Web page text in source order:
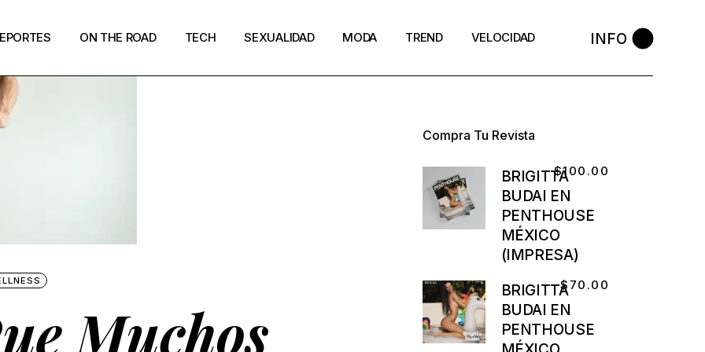
ON THE ROAD TECH SEXUALIDAD MODA TREND VELOCIDAD INFO
Muchos
Compra Tu Revista
BRIGITTA
BUDAI EN
PENTHOUSE
MÉXICO
(IMPRESA)
$100.00
BRIGITTA
BUDAI EN
PENTHOUSE
$ 70.00